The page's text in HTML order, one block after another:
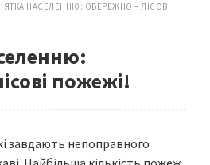
НАСЕЛЕННЮ: ОБЕРЕЖНО – ЛІСОВІ
пожежі!
завдають непоправного